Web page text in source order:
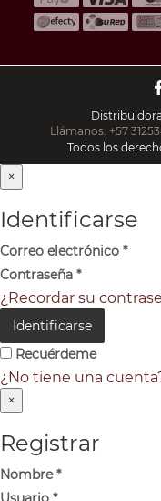
Llámanos: +57
Todos los
×
Identificarse
Correo electrónico *
Contraseña *
¿Recordar su
Identificarse
Recuérdeme
¿No tiene una
×
Registrar
Nombre*